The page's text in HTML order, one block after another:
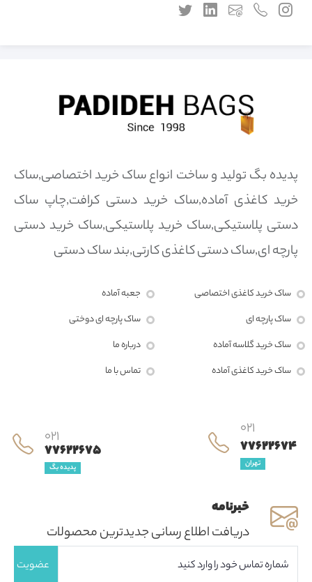
ساک خرید کاغذی اختصاصی
ساک پارچه ای
ساک خرید گلاسه آماده
ساک خرید کاغذی آماده
جعبه آماده
ساک پارچه ای دوختی
درباره ما
تماس با ما
پدیده بگ تولید و ساخت انواع ساک خرید اختصاصی,ساک
خرید کاغذی آماده,ساک خرید دستی کرافت,چاپ ساک
دستی پلاستیکی,ساک خرید پلاستیکی,ساک خرید دستی
پارچه ای,ساک دستی کاغذی کارتی,بند ساک دستی
خبرنامه
دریافت اطلاع رسانی جدیدترین محصولات
021
77622674
تهران
021
77622675
پدیده بگ
عضویت